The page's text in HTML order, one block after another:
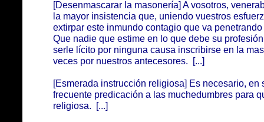
[Desenmascarar la masonería] A vosotros,
la mayor insistencia que, uniendo vuestros
extirpar este inmundo contagio que va
Que nadie que estime en lo que debe su
serle lícito por ninguna causa inscribirse en la
veces por nuestros antecesores. [...]
[Esmerada instrucción religiosa] Es necesario,
frecuente predicación a las muchedumbres para
religiosa. [...]